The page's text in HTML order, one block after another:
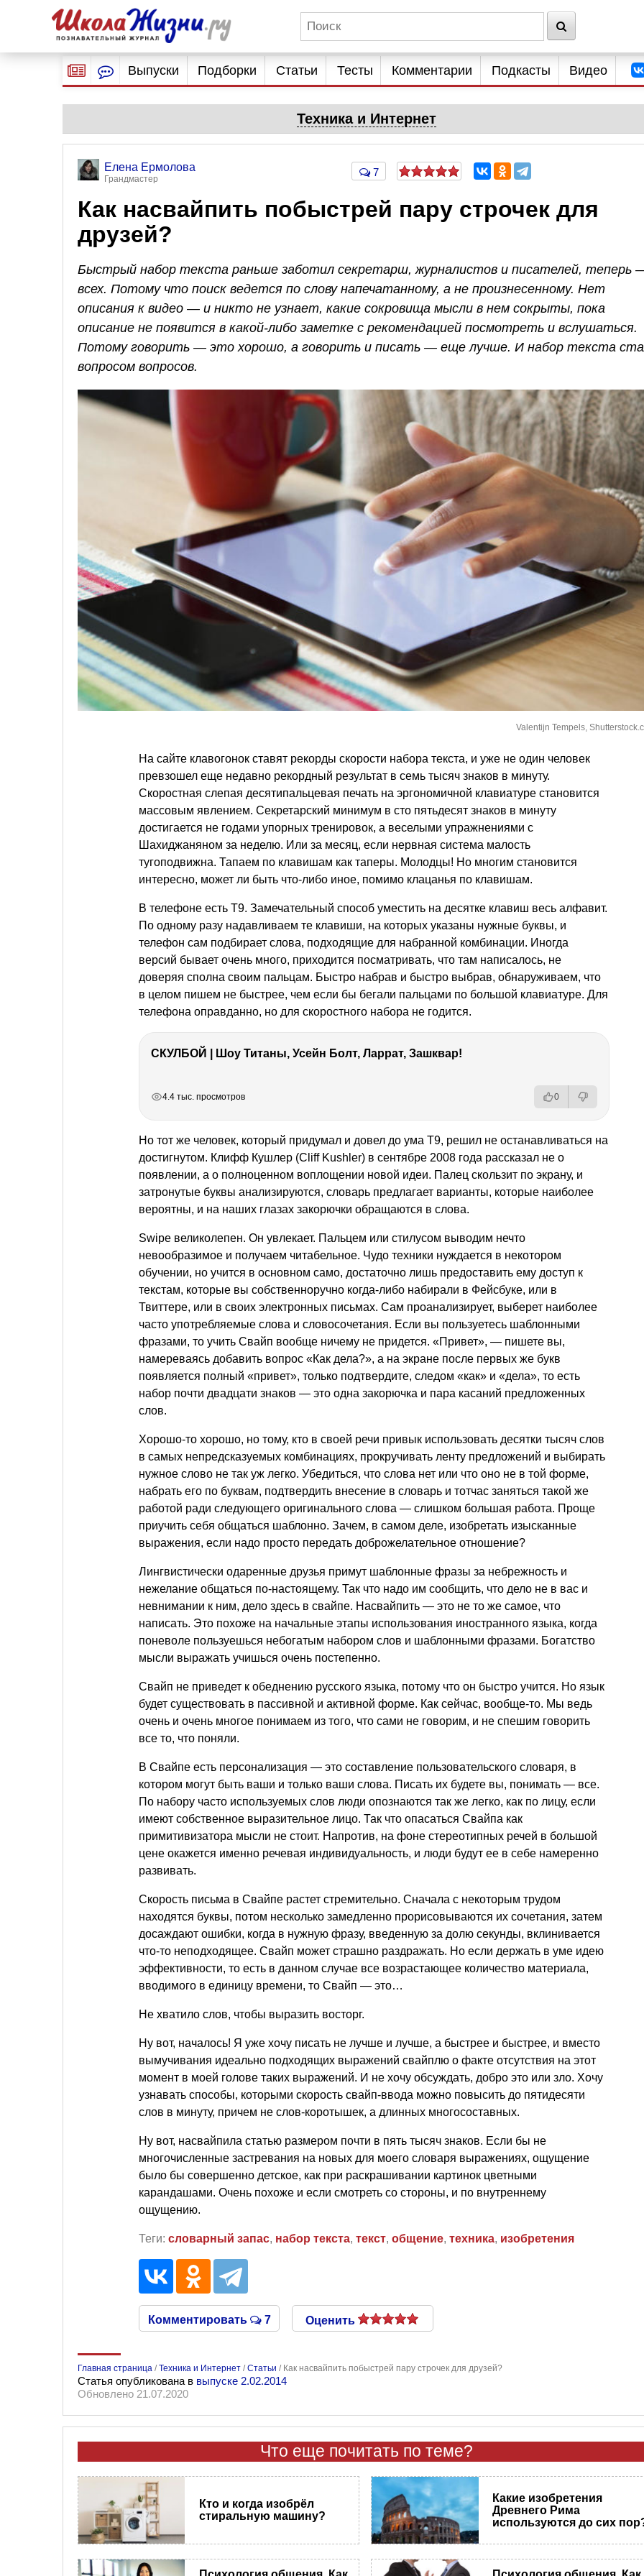
Выпуски Подборки Статьи Тесты Комментарии Подкасты Видео
Техника и Интернет
Елена Ермолова
Грандмастер
7
Как насвайпить побыстрей пару строчек для
друзей?
Быстрый набор текста раньше заботил секретарш, журналистов и писателей, теперь
всех. Потому что поиск ведется по слову напечатанному, а не произнесенному. Нет
описания к видео — и никто не узнает, какие сокровища мысли в нем сокрыты, пока
описание не появится в какой-либо заметке с рекомендацией посмотреть и вслушаться.
Потому говорить — это хорошо, а говорить и писать — еще лучше. И набор текста
вопросом вопросов.
Valentijn Tempels,
На сайте клавогонок ставят рекорды скорости набора текста, и уже не один человек
превзошел еще недавно рекордный результат в семь тысяч знаков в минуту.
Скоростная слепая десятипальцевая печать на эргономичной клавиатуре становится
массовым явлением. Секретарский минимум в сто пятьдесят знаков в минуту
достигается не годами упорных тренировок, а веселыми упражнениями с
Шахиджаняном за неделю. Или за месяц, если нервная система малость
тугоподвижна. Тапаем по клавишам как таперы. Молодцы! Но многим становится
интересно, может ли быть что-либо иное, помимо клацанья по клавишам.
В телефоне есть Т9. Замечательный способ уместить на десятке клавиш весь алфавит.
По одному разу надавливаем те клавиши, на которых указаны нужные буквы, и
телефон сам подбирает слова, подходящие для набранной комбинации. Иногда
версий бывает очень много, приходится посматривать, что там написалось, не
доверяя сполна своим пальцам. Быстро набрав и быстро выбрав, обнаруживаем, что
в целом пишем не быстрее, чем если бы бегали пальцами по большой клавиатуре. Для
телефона оправданно, но для скоростного набора не годится.
СКУЛБОЙ | Шоу Титаны, Усейн Болт, Ларрат, Зашквар!
4.4 тыс. просмотров 0
Но тот же человек, который придумал и довел до ума Т9, решил не останавливаться на
достигнутом. Клифф Кушлер (Cliff Kushler) в сентябре 2008 года рассказал не о
появлении, а о полноценном воплощении новой идеи. Палец скользит по экрану, и
затронутые буквы анализируются, словарь предлагает варианты, которые наиболее
вероятны, и на наших глазах закорючки обращаются в слова.
Swipe великолепен. Он увлекает. Пальцем или стилусом выводим нечто
невообразимое и получаем читабельное. Чудо техники нуждается в некотором
обучении, но учится в основном само, достаточно лишь предоставить ему доступ к
текстам, которые вы собственноручно когда-либо набирали в Фейсбуке, или в
Твиттере, или в своих электронных письмах. Сам проанализирует, выберет наиболее
часто употребляемые слова и словосочетания. Если вы пользуетесь шаблонными
фразами, то учить Свайп вообще ничему не придется. «Привет», — пишете вы,
намереваясь добавить вопрос «Как дела?», а на экране после первых же букв
появляется полный «привет», только подтвердите, следом «как» и «дела», то есть
набор почти двадцати знаков — это одна закорючка и пара касаний предложенных
слов.
Хорошо-то хорошо, но тому, кто в своей речи привык использовать десятки тысяч слов
в самых непредсказуемых комбинациях, прокручивать ленту предложений и выбирать
нужное слово не так уж легко. Убедиться, что слова нет или что оно не в той форме,
набрать его по буквам, подтвердить внесение в словарь и тотчас заняться такой же
работой ради следующего оригинального слова — слишком большая работа. Проще
приучить себя общаться шаблонно. Зачем, в самом деле, изобретать изысканные
выражения, если надо просто передать доброжелательное отношение?
Лингвистически одаренные друзья примут шаблонные фразы за небрежность и
нежелание общаться по-настоящему. Так что надо им сообщить, что дело не в вас и
невнимании к ним, дело здесь в свайпе. Насвайпить — это не то же самое, что
написать. Это похоже на начальные этапы использования иностранного языка, когда
поневоле пользуешься небогатым набором слов и шаблонными фразами. Богатство
мысли выражать учишься очень постепенно.
Свайп не приведет к обеднению русского языка, потому что он быстро учится. Но язык
будет существовать в пассивной и активной форме. Как сейчас, вообще-то. Мы ведь
очень и очень многое понимаем из того, что сами не говорим, и не спешим говорить
все то, что поняли.
В Свайпе есть персонализация — это составление пользовательского словаря, в
котором могут быть ваши и только ваши слова. Писать их будете вы, понимать — все.
По набору часто используемых слов люди опознаются так же легко, как по лицу, если
имеют собственное выразительное лицо. Так что опасаться Свайпа как
примитивизатора мысли не стоит. Напротив, на фоне стереотипных речей в большой
цене окажется именно речевая индивидуальность, и люди будут ее в себе намеренно
развивать.
Скорость письма в Свайпе растет стремительно. Сначала с некоторым трудом
находятся буквы, потом несколько замедленно прорисовываются их сочетания, затем
досаждают ошибки, когда в нужную фразу, введенную за долю секунды, вклинивается
что-то неподходящее. Свайп может страшно раздражать. Но если держать в уме идею
эффективности, то есть в данном случае все возрастающее количество материала,
вводимого в единицу времени, то Свайп — это…
Не хватило слов, чтобы выразить восторг.
Ну вот, началось! Я уже хочу писать не лучше и лучше, а быстрее и быстрее, и вместо
вымучивания идеально подходящих выражений свайплю о факте отсутствия на этот
момент в моей голове таких выражений. И не хочу обсуждать, добро это или зло. Хочу
узнавать способы, которыми скорость свайп-ввода можно повысить до пятидесяти
слов в минуту, причем не слов-коротышек, а длинных многосоставных.
Ну вот, насвайпила статью размером почти в пять тысяч знаков. Если бы не
многочисленные застревания на новых для моего словаря выражениях, ощущение
было бы совершенно детское, как при раскрашивании картинок цветными
карандашами. Очень похоже и если смотреть со стороны, и по внутреннему
ощущению.
Теги: словарный запас, набор текста, текст, общение, техника, изобретения
Комментировать 7 Оценить
Главная страница /Техника и Интернет /Статьи / Как насвайпить побыстрей пару строчек для друзей?
Статья опубликована в выпуске 2.02.2014
Обновлено 21.07.2020
Что еще почитать по теме?
Кто и когда изобрёл
стиральную машину?
Какие изобретения
Древнего Рима
используются до сих